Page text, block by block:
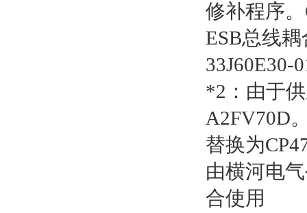
修补程序。
ESB总线
33J60E30-
*2 ：由于
A2FV70D
替换为
由横河电
合使用